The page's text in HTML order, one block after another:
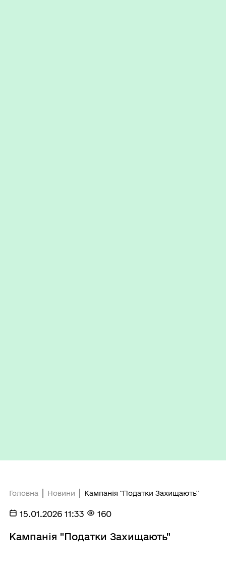
Головна Новини Кампанія "Податки Захищають"
15.01.2026 11:33 160
Кампанія "Податки Захищають"